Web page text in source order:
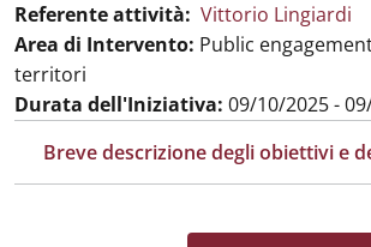
Referente attività: Vittorio Lingiardi
Area di Intervento: Public
territori
Durata dell'Iniziativa: 09/10/2025 -
Breve descrizione degli obiettivi e